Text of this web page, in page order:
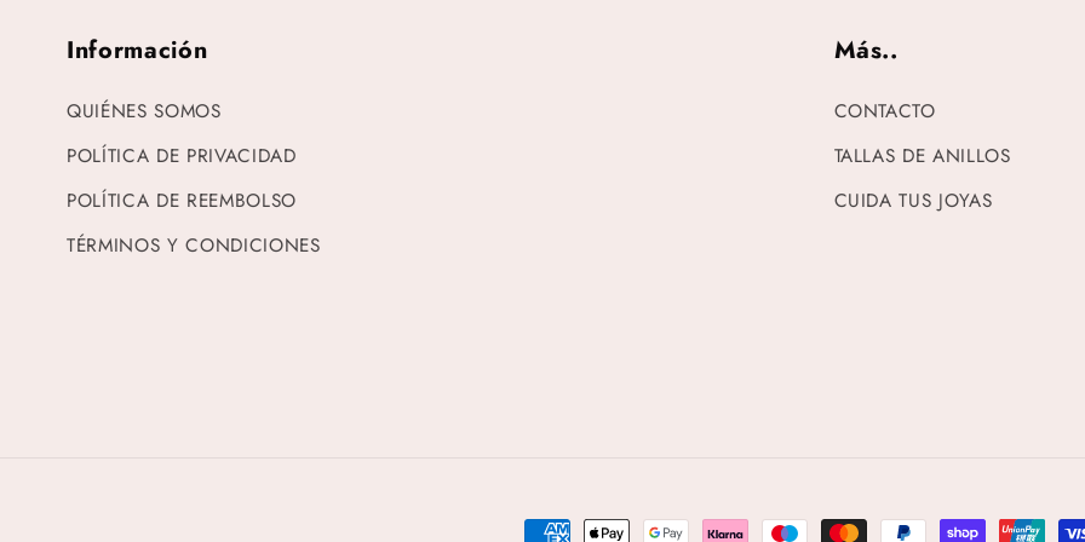
Información
QUIÉNES SOMOS
POLÍTICA DE PRIVACIDAD
POLÍTICA DE REEMBOLSO
TÉRMINOS Y CONDICIONES
Más..
CONTACTO
TALLAS DE ANILLOS
CUIDA TUS JOYAS
Formas